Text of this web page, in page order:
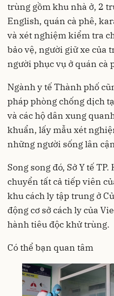
trùng gồm khu nhà ở, 2
English, quán cà phê,
và xét nghiệm kiểm tra
bảo vệ, người giữ xe của
người phục vụ ở quán cà
Ngành y tế Thành phố
pháp phòng chống dịch
và các hộ dân xung
khuẩn, lấy mẫu xét
những người sống lân
Song song đó, Sở Y tế
chuyển tất cả tiếp viên
khu cách ly tập trung ở
động cơ sở cách ly của
hành tiêu độc khử trùng.
Có thể bạn quan tâm